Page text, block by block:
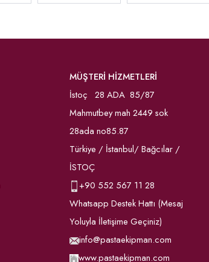
MÜŞTERİ HİZMETLERİ
İstoç 28 ADA 85/87
Mahmutbey mah 2449 sok
28ada no85.87
Türkiye / İstanbul/ Bağcılar /
İSTOÇ
+90 552 567 11 28
Whatsapp Destek Hattı (Mesaj
Yoluyla İletişime Geçiniz)
info@pastaekipman.com
www.pastaekipman.com